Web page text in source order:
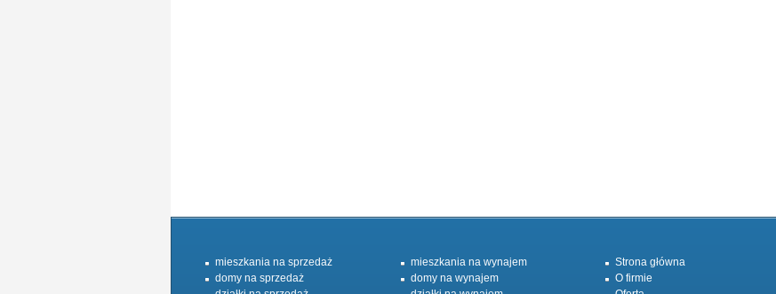
mieszkania na sprzedaż
domy na sprzedaż
mieszkania na wynajem
domy na wynajem
Strona główna
O firmie